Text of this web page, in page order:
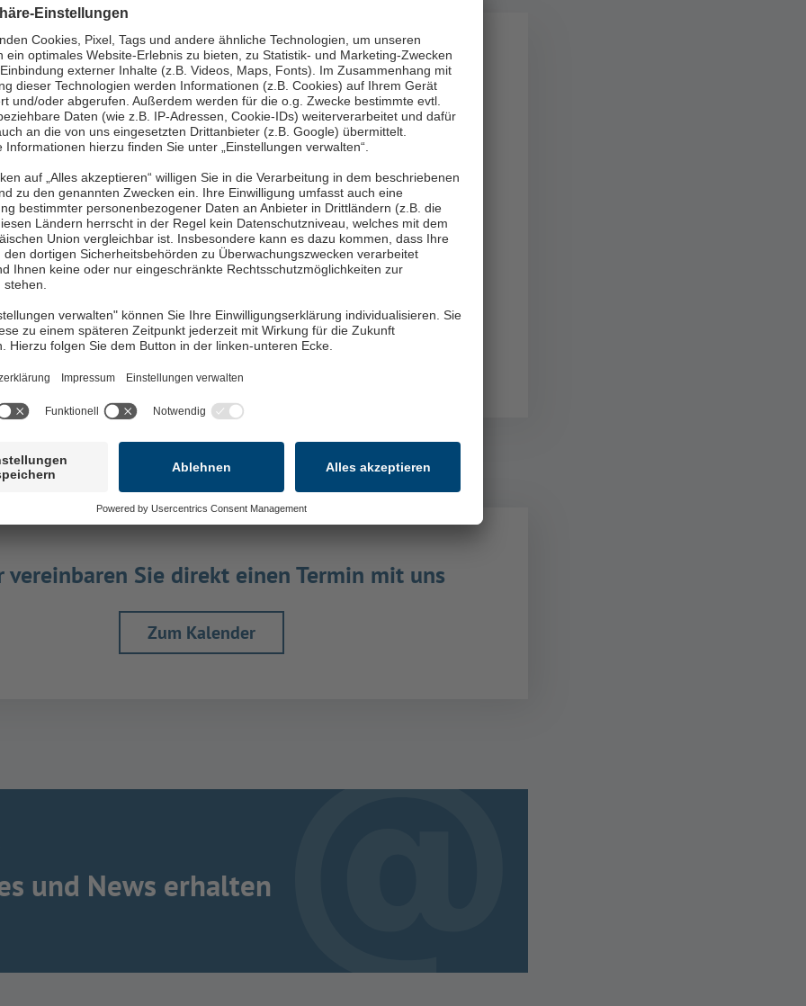
Sie uns
Wir benötigen Ihre Zustimmung, um
den HubSpot Forms-Service zu
laden!
Wir verwenden HubSpot Forms, um Inhalte
einzubetten. Dieser Service kann Daten zu Ihren
Aktivitäten sammeln. Bitte lesen Sie die Details
durch und stimmen Sie der Nutzung des Service
Mehr Informationen
Akzeptieren
powered byUsercentrics Consent Management
Platform
vereinbaren Sie direkt einen Termin mit uns
Zum Kalender
und News erhalten